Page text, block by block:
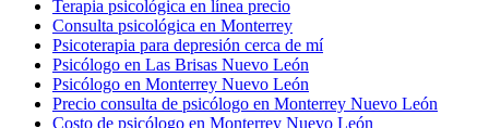
Terapia psicológica en línea precio
Consulta psicológica en Monterrey
Psicoterapia para depresión cerca de mí
Psicólogo en Las Brisas Nuevo León
Psicólogo en Monterrey Nuevo León
Precio consulta de psicólogo en Monterrey Nuevo León
Costo de psicólogo en Monterrey Nuevo León